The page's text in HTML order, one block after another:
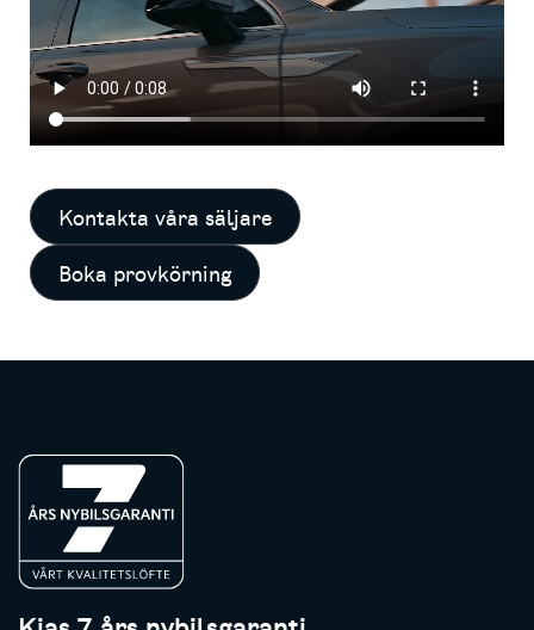
Kontakta våra säljare
Boka provkörning